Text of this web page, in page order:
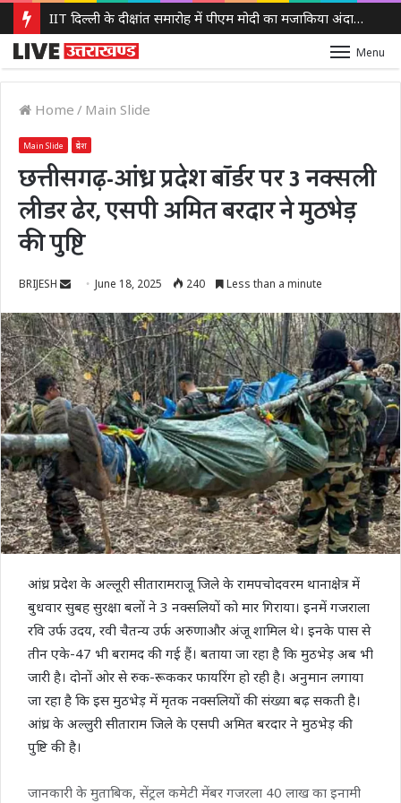
IIT दिल्ली के दीक्षांत समारोह में पीएम मोदी का मजाकिया अंदाज, बोले – ‘मैं बाबा बागेश्वर नहीं हूं, लेकिन मन में कुछ तो चल रहा होगा’
Menu
Home / Main Slide
Main Slide प्रदेश
छत्तीसगढ़-आंध्र प्रदेश बॉर्डर पर 3 नक्सली
लीडर ढेर, एसपी अमित बरदार ने मुठभेड़
की पुष्टि
BRIJESH
Send
email
June 18, 2025 240 Less than a minute
आंध्र प्रदेश के अल्लूरी सीतारामराजू जिले के रामपचोदवरम थानाक्षेत्र में
बुधवार सुबह सुरक्षा बलों ने 3 नक्सलियों को मार गिराया। इनमें गजराला
रवि उर्फ उदय, रवी चैतन्य उर्फ अरुणाऔर अंजू शामिल थे। इनके पास से
तीन एके-47 भी बरामद की गई हैं। बताया जा रहा है कि मुठभेड़ अब भी
जारी है। दोनों ओर से रुक-रूककर फायरिंग हो रही है। अनुमान लगाया
जा रहा है कि इस मुठभेड़ में मृतक नक्सलियों की संख्या बढ़ सकती है।
आंध्र के अल्लुरी सीताराम जिले के एसपी अमित बरदार ने मुठभेड़ की
पुष्टि की है।
जानकारी के मुताबिक, सेंट्रल कमेटी मेंबर गजरला 40 लाख का इनामी